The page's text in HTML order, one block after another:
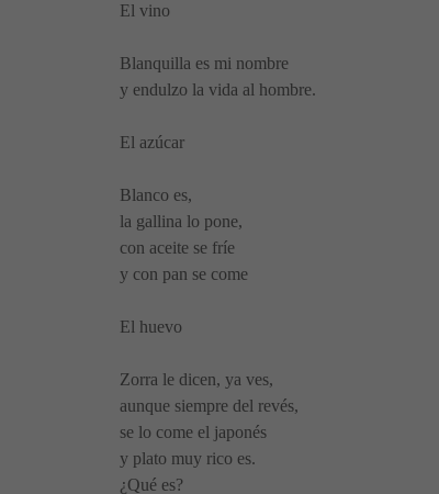
El vino
Blanquilla es mi nombre
y endulzo la vida al hombre.
El azúcar
Blanco es,
la gallina lo pone,
con aceite se fríe
y con pan se come
El huevo
Zorra le dicen, ya ves,
aunque siempre del revés,
se lo come el japonés
y plato muy rico es.
¿Qué es?